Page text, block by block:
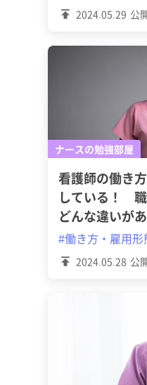
2024.05.29 公
ナースの勉強部屋
2024.05.28 公
看護師の働き
している！
どんな違いが
#働き方・雇用形